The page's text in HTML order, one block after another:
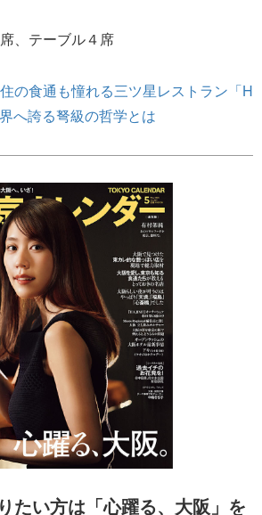
、テーブル４席
の食通も憧れる三ツ星レストラン「H
へ誇る弩級の哲学とは
たい方は「心躍る、大阪」を